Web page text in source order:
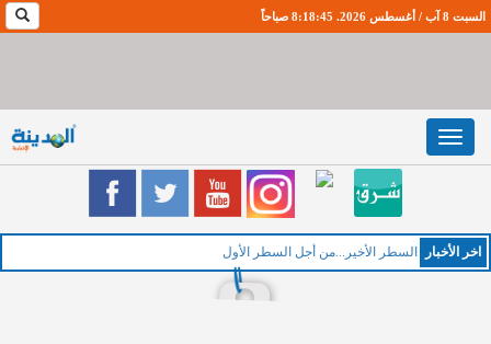
السبت 8 آب / أغسطس 2026. 8:18:46 صباحاً
Toggle
navigation
اخر اﻷخبار السطر الأخير...من أجل السطر الأول